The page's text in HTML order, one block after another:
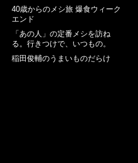
40歳からのメシ旅 爆食ウィーク
エンド
「あの人」の定番メシを訪ね
る。行きつけで、いつもの。
稲田俊輔のうまいものだらけ